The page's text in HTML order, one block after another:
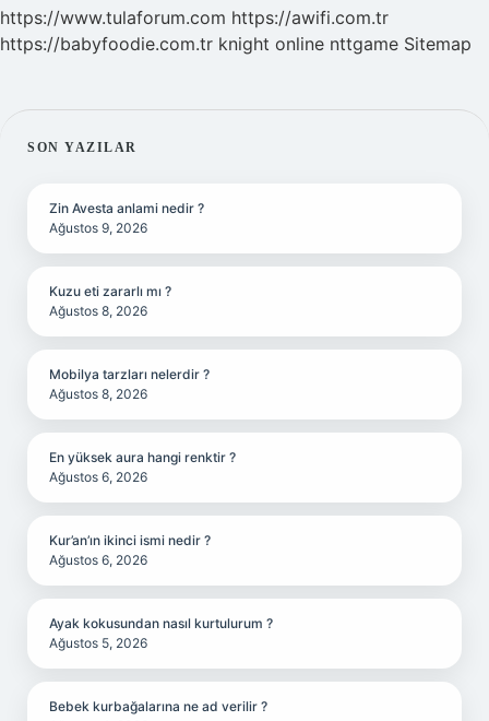
https://www.tulaforum.com https://awifi.com.tr
https://babyfoodie.com.tr knight online nttgame Sitemap
SIDEBAR
SON YAZILAR
Zin Avesta anlami nedir ?
Ağustos 9, 2026
Kuzu eti zararlı mı ?
Ağustos 8, 2026
Mobilya tarzları nelerdir ?
Ağustos 8, 2026
En yüksek aura hangi renktir ?
Ağustos 6, 2026
Kur’an’ın ikinci ismi nedir ?
Ağustos 6, 2026
Ayak kokusundan nasıl kurtulurum ?
Ağustos 5, 2026
Bebek kurbağalarına ne ad verilir ?